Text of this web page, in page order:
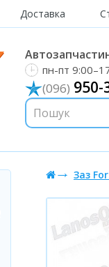
Доставка
пн-пт
(096) 950-
Заз